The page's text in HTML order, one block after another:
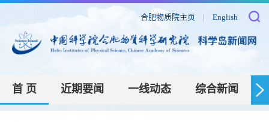
合肥物质院主页 | English
首 页 近期要闻 一线动态 综合新闻